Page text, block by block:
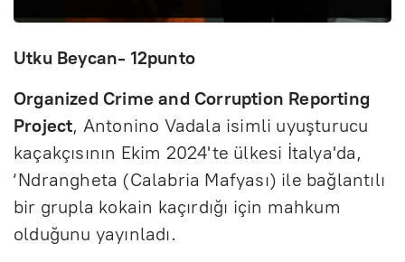
Utku Beycan- 12punto
Organized Crime and Corruption Reporting
Project, Antonino Vadala isimli uyuşturucu
kaçakçısının Ekim 2024'te ülkesi İtalya'da,
‘Ndrangheta (Calabria Mafyası) ile bağlantılı
bir grupla kokain kaçırdığı için mahkum
olduğunu yayınladı.